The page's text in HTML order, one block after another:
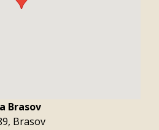
Brasov
Brasov